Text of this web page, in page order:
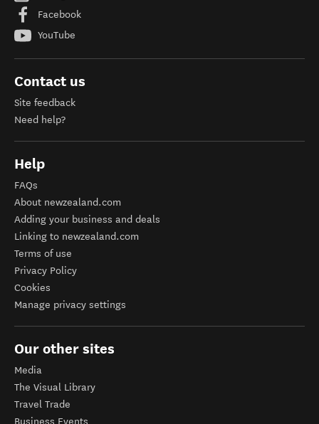
Facebook
YouTube
Contact us
Site feedback
Need help?
Help
FAQs
About newzealand.com
Adding your business and deals
Linking to newzealand.com
Terms of use
Privacy Policy
Cookies
Manage privacy settings
Our other sites
Media
The Visual Library
Travel Trade
Business Events